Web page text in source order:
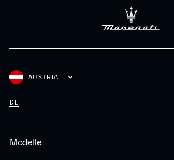
Modelle
AUSTRIA
DE